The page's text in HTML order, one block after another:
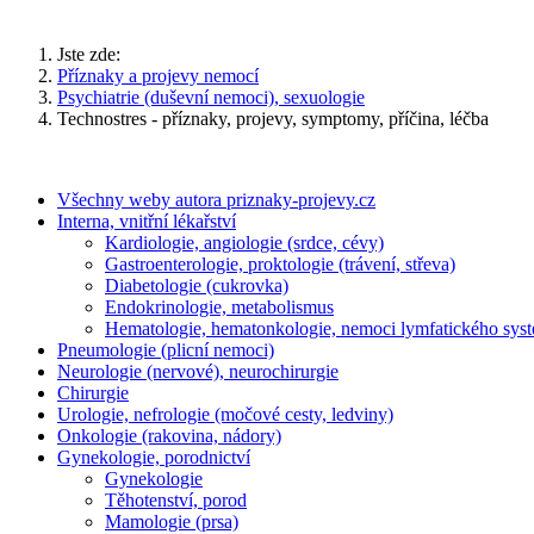
Jste zde:
Příznaky a projevy nemocí
Psychiatrie (duševní nemoci), sexuologie
Technostres - příznaky, projevy, symptomy, příčina, léčba
Všechny weby autora priznaky-projevy.cz
Interna, vnitřní lékařství
Kardiologie, angiologie (srdce, cévy)
Gastroenterologie, proktologie (trávení, střeva)
Diabetologie (cukrovka)
Endokrinologie, metabolismus
Hematologie, hematonkologie, nemoci lymfatického
Pneumologie (plicní nemoci)
Neurologie (nervové), neurochirurgie
Chirurgie
Urologie, nefrologie (močové cesty, ledviny)
Onkologie (rakovina, nádory)
Gynekologie, porodnictví
Gynekologie
Těhotenství, porod
Mamologie (prsa)